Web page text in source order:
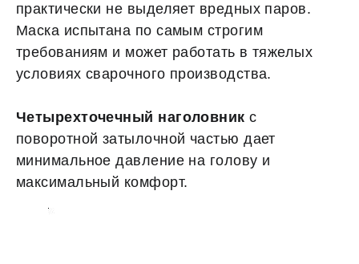
практически не выделяет вредных паров.
Маска испытана по самым строгим
требованиям и может работать в тяжелых
условиях сварочного производства.
Четырехточечный наголовник с
поворотной затылочной частью дает
минимальное давление на голову и
максимальный комфорт.